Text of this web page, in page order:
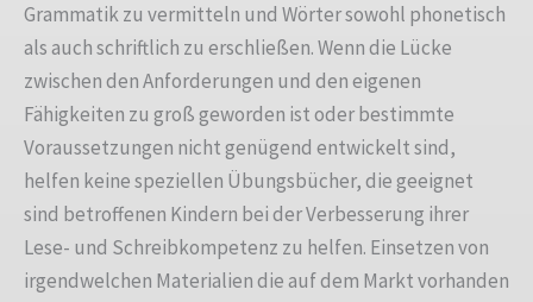
Grammatik zu vermitteln und Wörter sowohl phonetisch
als auch schriftlich zu erschließen. Wenn die Lücke
zwischen den Anforderungen und den eigenen
Fähigkeiten zu groß geworden ist oder bestimmte
Voraussetzungen nicht genügend entwickelt sind,
helfen keine speziellen Übungsbücher, die geeignet
sind betroffenen Kindern bei der Verbesserung ihrer
Lese- und Schreibkompetenz zu helfen. Einsetzen von
irgendwelchen Materialien die auf dem Markt vorhanden